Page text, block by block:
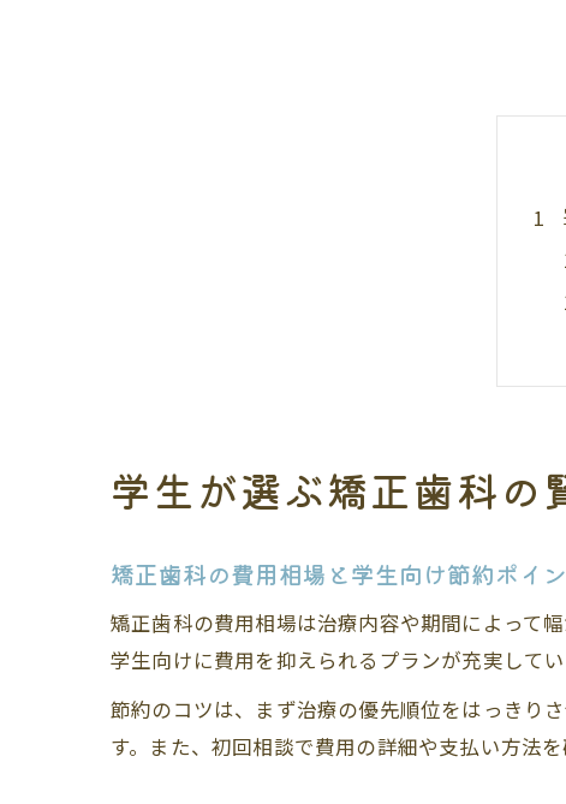
学生が選ぶ矯正歯科の
矯正歯科の費用相場と学生向け節約ポイ
矯正歯科の費用相場は治療内容や期間によって
学生向けに費用を抑えられるプランが充実して
節約のコツは、まず治療の優先順位をはっきり
す。また、初回相談で費用の詳細や支払い方法